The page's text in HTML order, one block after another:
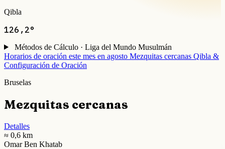
Qibla
126,2°
Métodos de Cálculo · Liga del Mundo Musulmán
Horarios de oración este mes en agosto Mezquitas cercanas Qibla &
Configuración de Oración
Bruselas
Mezquitas cercanas
Detalles
≈ 0,6 km
Omar Ben Khatab